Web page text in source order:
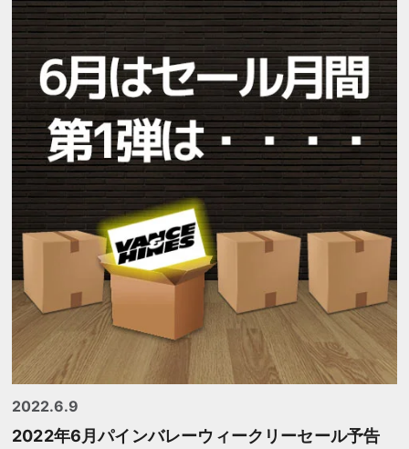
2022.6.9
2022年6月パインバレーウィークリーセール予告